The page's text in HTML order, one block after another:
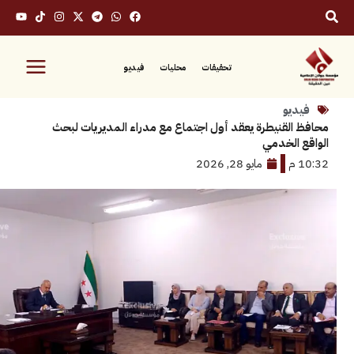
محليات فيديو
يعقد أول اجتماع مع مدراء المديريات لبحث
مايو 28, 2026